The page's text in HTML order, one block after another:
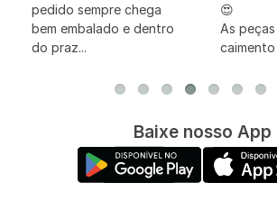
pedido sempre chega
bem embalado e dentro
do praz...
😍
As
Baixe nosso App